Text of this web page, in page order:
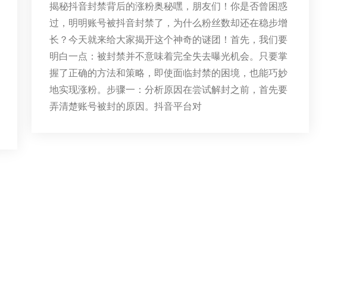
揭秘抖音封禁背后的涨粉奥秘嘿，朋友们！你是否曾困惑
过，明明账号被抖音封禁了，为什么粉丝数却还在稳步增
长？今天就来给大家揭开这个神奇的谜团！首先，我们要
明白一点：被封禁并不意味着完全失去曝光机会。只要掌
握了正确的方法和策略，即使面临封禁的困境，也能巧妙
地实现涨粉。步骤一：分析原因在尝试解封之前，首先要
弄清楚账号被封的原因。抖音平台对